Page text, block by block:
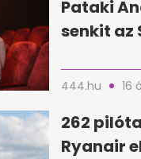
Pataki
senkit az
444.hu 16
262
Ryanair